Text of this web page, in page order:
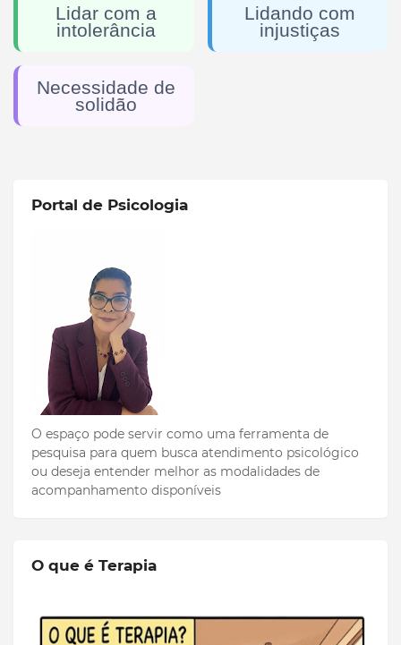
Lidar com a
intolerância
Lidando com
injustiças
Necessidade de
solidão
Portal de Psicologia
O espaço pode servir como uma ferramenta de
pesquisa para quem busca atendimento psicológico
ou deseja entender melhor as modalidades de
acompanhamento disponíveis
O que é Terapia